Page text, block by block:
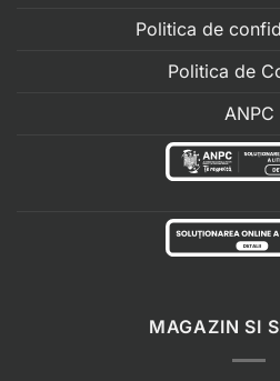
Politica de
Politica de
ANPC
MAGAZIN SI